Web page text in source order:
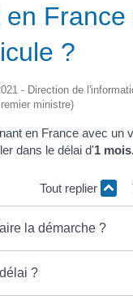
en France
?
- Direction de
ministre)
en France avec un
dans le délai d'1
Tout replier
la démarche ?
?